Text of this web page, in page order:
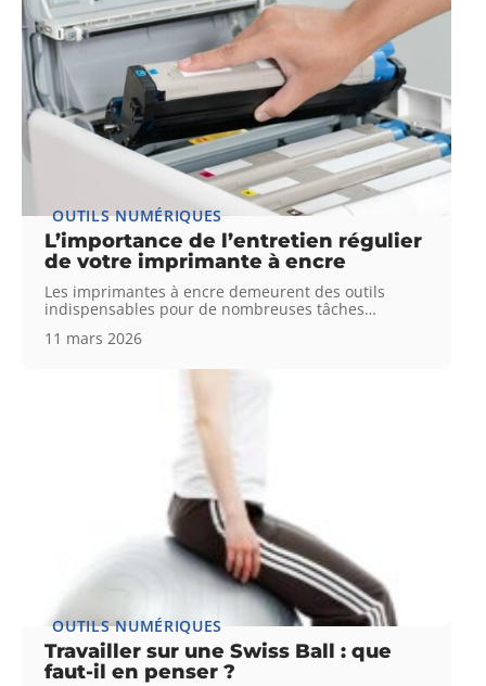
OUTILS NUMÉRIQUES
L’importance de l’entretien régulier
de votre imprimante à encre
Les imprimantes à encre demeurent des outils
indispensables pour de nombreuses tâches…
11 mars 2026
OUTILS NUMÉRIQUES
Travailler sur une Swiss Ball : que
faut-il en penser ?